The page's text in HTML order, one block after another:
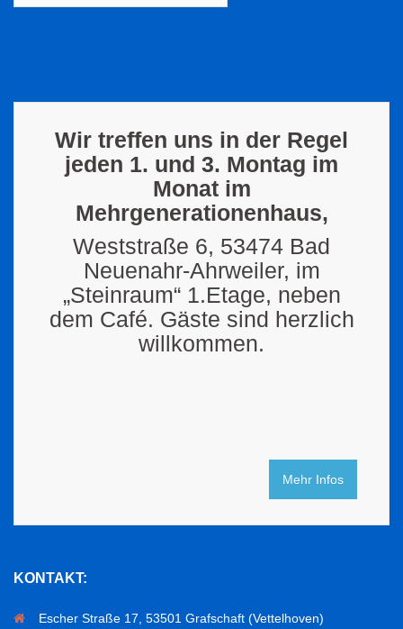
Wir treffen uns in der Regel
jeden 1. und 3. Montag im
Monat im
Mehrgenerationenhaus,
Weststraße 6, 53474 Bad
Neuenahr-Ahrweiler, im
„Steinraum“ 1.Etage, neben
dem Café. Gäste sind herzlich
willkommen.
Mehr Infos
KONTAKT:
Escher Straße 17, 53501 Grafschaft (Vettelhoven)